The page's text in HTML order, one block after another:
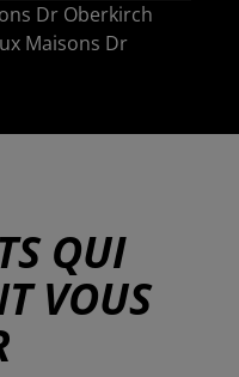
Dr Oberkirch
Maisons Dr
QUI
VOUS